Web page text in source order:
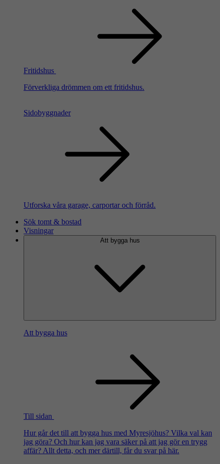
Fritidshus
Förverkliga drömmen om ett fritidshus.
Sidobyggnader
Utforska våra garage, carportar och förråd.
Sök tomt & bostad
Visningar
Att bygga hus
Att bygga hus
Till sidan
Hur går det till att bygga hus med Myresjöhus? Vilka val kan
jag göra? Och hur kan jag vara säker på att jag gör en trygg
affär? Allt detta, och mer därtill, får du svar på här.